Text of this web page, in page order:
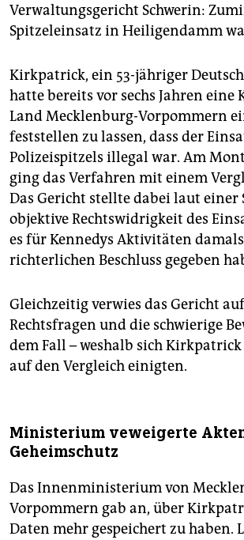
Verwaltungsgericht Schwerin:
Spitzeleinsatz in Heiligendamm
Kirkpatrick, ein 53-jähriger
hatte bereits vor sechs Jahren eine
Land Mecklenburg-Vorpommern
feststellen zu lassen, dass der
Polizeispitzels illegal war. Am
ging das Verfahren mit einem
Das Gericht stellte dabei laut einer
objektive Rechtswidrigkeit des
es für Kennedys Aktivitäten
richterlichen Beschluss gegeben
Gleichzeitig verwies das Gericht
Rechtsfragen und die schwierige
dem Fall – weshalb sich
auf den Vergleich einigten.
Ministerium veweigerte
Geheimschutz
Das Innenministerium von
Vorpommern gab an, über
Daten mehr gespeichert zu haben.